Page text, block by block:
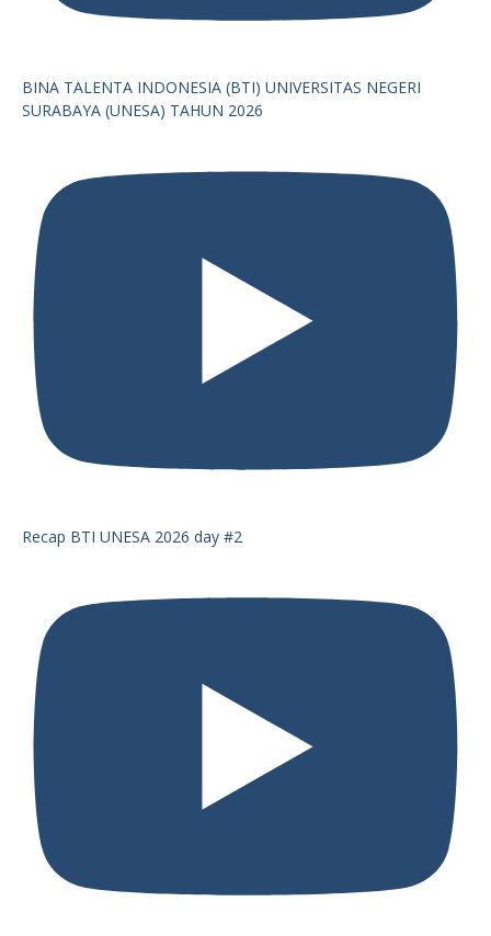
BINA TALENTA INDONESIA (BTI) UNIVERSITAS NEGERI
SURABAYA (UNESA) TAHUN 2026
Recap BTI UNESA 2026 day #2